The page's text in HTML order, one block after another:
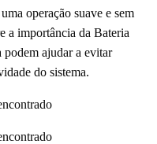
operação suave e sem
a importância da Bateria
podem ajudar a evitar
do sistema.